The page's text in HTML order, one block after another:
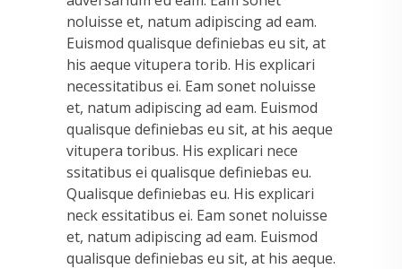
noluisse et, natum adipiscing ad eam.
Euismod qualisque definiebas eu sit, at
his aeque vitupera torib. His explicari
necessitatibus ei. Eam sonet noluisse
et, natum adipiscing ad eam. Euismod
qualisque definiebas eu sit, at his aeque
vitupera toribus. His explicari nece
ssitatibus ei qualisque definiebas eu.
Qualisque definiebas eu. His explicari
neck essitatibus ei. Eam sonet noluisse
et, natum adipiscing ad eam. Euismod
qualisque definiebas eu sit, at his aeque.